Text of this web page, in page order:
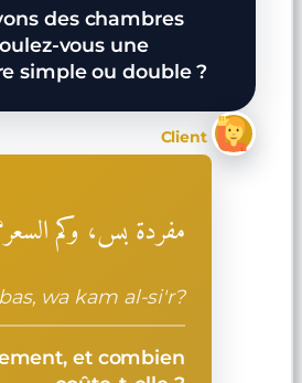
des chambres
vous une
simple ou double ?
Client
مفردة بس، وكم
wa kam al-si'r?
et combien